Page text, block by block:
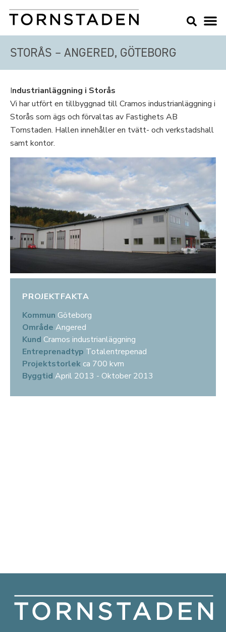
STORÅS – ANGERED, GÖTEBORG
Industrianläggning i Storås
Vi har utfört en tillbyggnad till Cramos industrianläggning i
Storås som ägs och förvaltas av Fastighets AB
Tornstaden. Hallen innehåller en tvätt- och verkstadshall
samt kontor.
PROJEKTFAKTA
Kommun Göteborg
Område Angered
Kund Cramos industrianläggning
Entreprenadtyp Totalentrepenad
Projektstorlek ca 700 kvm
Byggtid April 2013 - Oktober 2013